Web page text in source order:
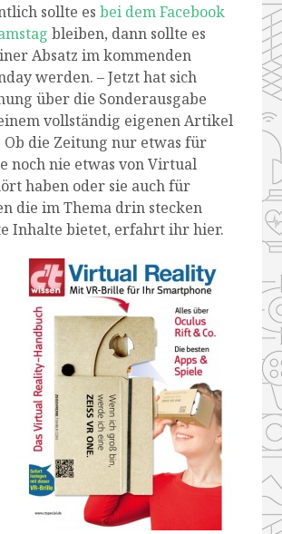
sollte esbei dem Facebook
bleiben, dann sollte es
Absatz im kommenden
werden. – Jetzt hat sich
über die Sonderausgabe
einem vollständig eigenen Artikel
die Zeitung nur etwas für
noch nie etwas von Virtual
haben oder sie auch für
die im Thema drin stecken
Inhalte bietet, erfahrt ihr hier.